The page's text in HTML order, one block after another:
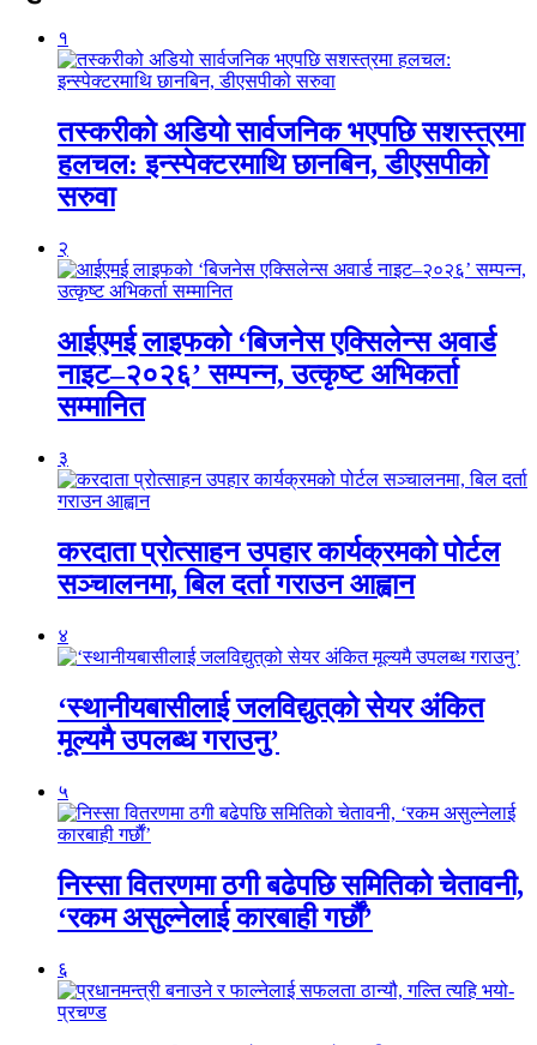
१
तस्करीको अडियो सार्वजनिक भएपछि सशस्त्रमा
हलचल: इन्स्पेक्टरमाथि छानबिन, डीएसपीको
सरुवा
२
आईएमई लाइफको ‘बिजनेस एक्सिलेन्स अवार्ड
नाइट–२०२६’ सम्पन्न, उत्कृष्ट अभिकर्ता
सम्मानित
३
करदाता प्रोत्साहन उपहार कार्यक्रमको पोर्टल
सञ्चालनमा, बिल दर्ता गराउन आह्वान
४
‘स्थानीयबासीलाई जलविद्युत्‌को सेयर अंकित
मूल्यमै उपलब्ध गराउनु’
५
निस्सा वितरणमा ठगी बढेपछि समितिको चेतावनी,
‘रकम असुल्नेलाई कारबाही गर्छाैं’
६